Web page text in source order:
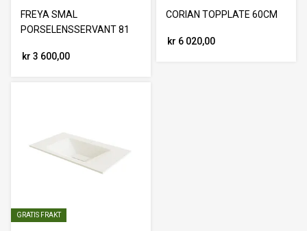
FREYA SMAL
PORSELENSSERVANT 81
kr 3 600,00
CORIAN TOPPLATE 60CM
kr 6 020,00
GRATIS FRAKT